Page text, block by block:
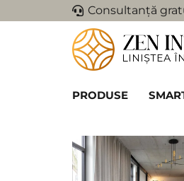
Consultanță
PRODUSE